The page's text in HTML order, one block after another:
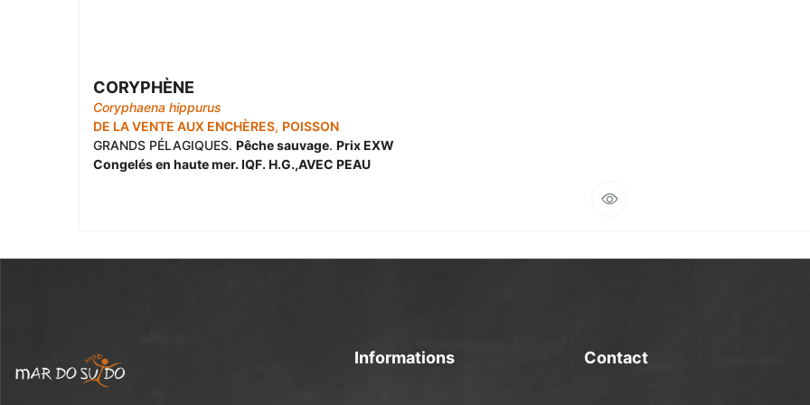
CORYPHÈNE
Coryphaena hippurus
DE LA VENTE AUX ENCHÈRES, POISSON
GRANDS PÉLAGIQUES. Pêche sauvage. Prix EXW
Congelés en haute mer. IQF. H.G.,AVEC PEAU
Informations Contact